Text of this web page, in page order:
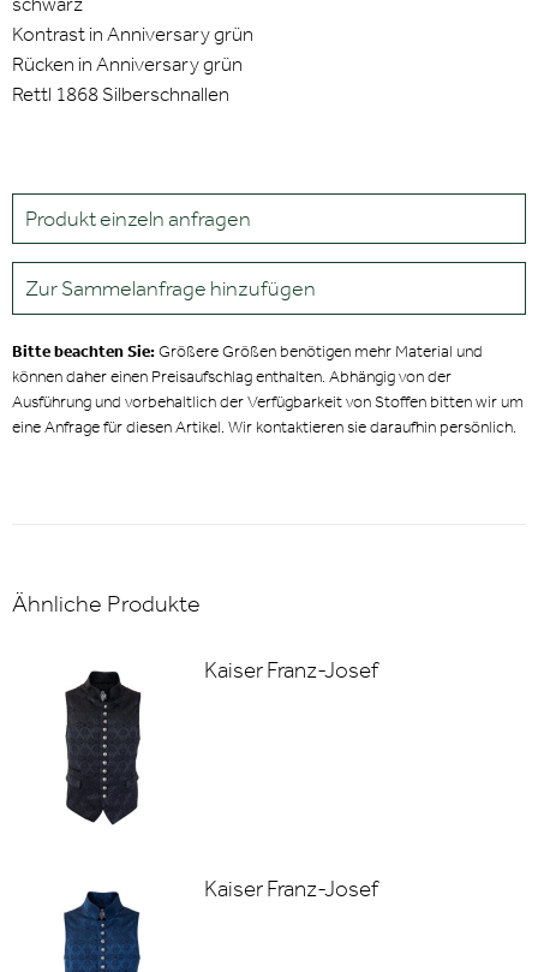
Kontrast in Anniversary grün
Rücken in Anniversary grün
Rettl 1868 Silberschnallen
Produkt einzeln anfragen
Zur Sammelanfrage hinzufügen
Bitte beachten Sie:Größere Größen benötigen mehr Material und
können daher einen Preisaufschlag enthalten. Abhängig von der
Ausführung und vorbehaltlich der Verfügbarkeit von Stoffen bitten wir um
eine Anfrage für diesen Artikel. Wir kontaktieren sie daraufhin persönlich.
Ähnliche Produkte
Kaiser Franz-Josef
Kaiser Franz-Josef